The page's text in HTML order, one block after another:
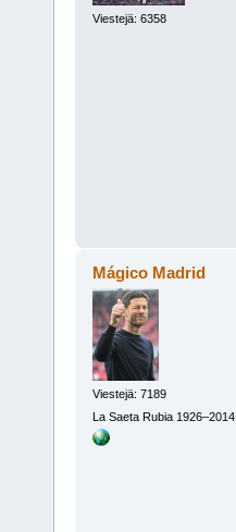
Viestejä: 6358
Mágico Madrid
Viestejä: 7189
La Saeta Rubia 1926–2014